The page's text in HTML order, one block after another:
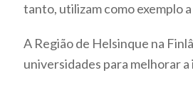
tanto, utilizam como exemplo
A Região de Helsinque na
universidades para melhorar